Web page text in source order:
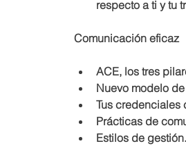
respecto a ti y tu
Comunicación eficaz
ACE, los tres
Nuevo modelo
Tus credenciales
Prácticas de
Estilos de